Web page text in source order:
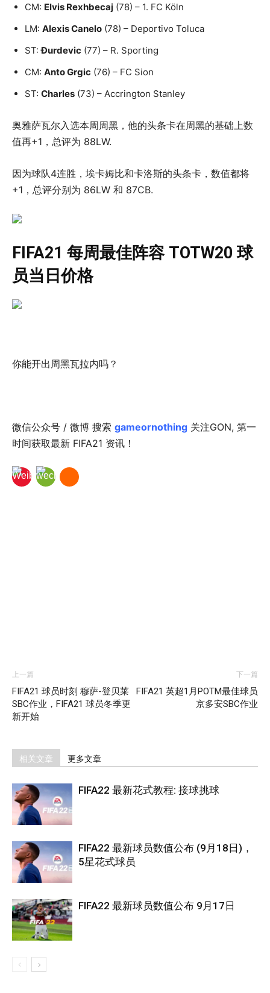
CM: Elvis Rexhbecaj (78) – 1. FC Köln
LM: Alexis Canelo (78) – Deportivo Toluca
ST:Ðurdevic (77) – R. Sporting
CM: Anto Grgic (76) – FC Sion
ST: Charles (73) – Accrington Stanley
奥雅萨瓦尔入选本周周黑，他的头条卡在周黑的基础上数
值再+1，总评为 88LW.
因为球队4连胜，埃卡姆比和卡洛斯的头条卡，数值都将
+1，总评分别为 86LW 和 87CB.
FIFA21 每周最佳阵容 TOTW20 球
员当日价格
你能开出周黑瓦拉内吗？
微信公众号 / 微博 搜索 gameornothing 关注GON, 第一
时间获取最新 FIFA21 资讯！
上一篇
FIFA21 球员时刻 穆萨-登贝莱
SBC作业，FIFA21 球员冬季更
新开始
下一篇
FIFA21 英超1月POTM最佳球员
京多安SBC作业
相关文章 更多文章
FIFA22 最新花式教程: 接球挑球
FIFA22 最新球员数值公布 (9月18日)，
5星花式球员
FIFA22 最新球员数值公布 9月17日